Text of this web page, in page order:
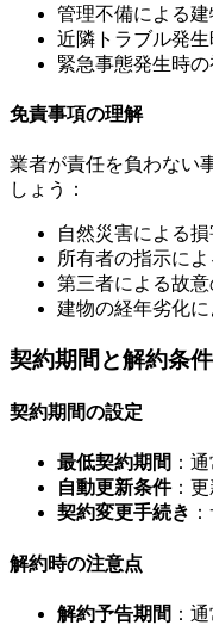
管理不備による
近隣トラブル発
緊急事態発生時
免責事項の理解
業者が責任を負わない
しょう：
自然災害による
所有者の指示に
第三者による故
建物の経年劣化に
契約期間と解約条件
契約期間の設定
最低契約期間 ：
自動更新条件：
契約変更手続き
解約時の注意点
解約予告期間 ：